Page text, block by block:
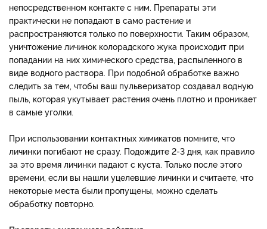
непосредственном контакте с ним. Препараты эти
практически не попадают в само растение и
распространяются только по поверхности. Таким образом,
уничтожение личинок колорадского жука происходит при
попадании на них химического средства, распыленного в
виде водного раствора. При подобной обработке важно
следить за тем, чтобы ваш пульверизатор создавал водную
пыль, которая укутывает растения очень плотно и проникает
в самые уголки.
При использовании контактных химикатов помните, что
личинки погибают не сразу. Подождите 2-3 дня, как правило
за это время личинки падают с куста. Только после этого
времени, если вы нашли уцелевшие личинки и считаете, что
некоторые места были пропущены, можно сделать
обработку повторно.